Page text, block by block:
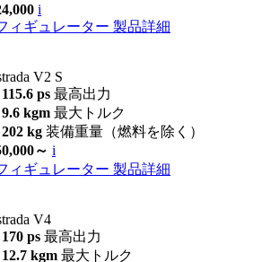
i
ィギュレーター 製品詳細
V2 S
115.6 ps 最高出力
9.6 kgm 最大トルク
202 kg 装備重量（燃料を除く）
～ i
ィギュレーター 製品詳細
V4
170 ps 最高出力
12.7 kgm 最大トルク